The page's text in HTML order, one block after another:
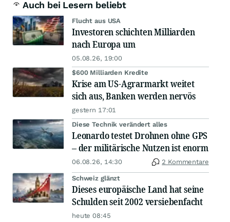
Auch bei Lesern beliebt
Flucht aus USA
Investoren schichten Milliarden
nach Europa um
05.08.26, 19:00
$600 Milliarden Kredite
Krise am US-Agrarmarkt weitet
sich aus, Banken werden nervös
gestern 17:01
Diese Technik verändert alles
Leonardo testet Drohnen ohne GPS
– der militärische Nutzen ist enorm
06.08.26, 14:30 2 Kommentare
Schweiz glänzt
Dieses europäische Land hat seine
Schulden seit 2002 versiebenfacht
heute 08:45